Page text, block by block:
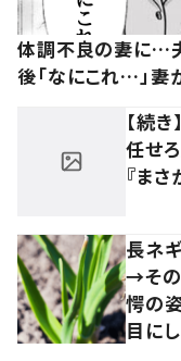
体調不良の妻に…
後「なにこれ…」妻
【続
任せ
『ま
長ネ
→その
愕の
目に